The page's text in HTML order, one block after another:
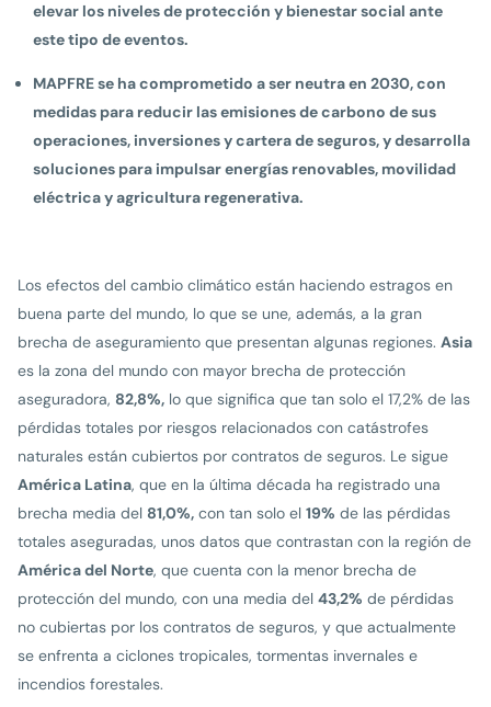
elevar los niveles de protección y bienestar social ante
este tipo de eventos.
MAPFRE se ha comprometido a ser neutra en 2030, con
medidas para reducir las emisiones de carbono de sus
operaciones, inversiones y cartera de seguros, y desarrolla
soluciones para impulsar energías renovables, movilidad
eléctrica y agricultura regenerativa.
Los efectos del cambio climático están haciendo estragos en
buena parte del mundo, lo que se une, además, a la gran
brecha de aseguramiento que presentan algunas regiones. Asia
es la zona del mundo con mayor brecha de protección
aseguradora, 82,8%, lo que significa que tan solo el 17,2% de las
pérdidas totales por riesgos relacionados con catástrofes
naturales están cubiertos por contratos de seguros. Le sigue
América Latina, que en la última década ha registrado una
brecha media del 81,0%, con tan solo el 19% de las pérdidas
totales aseguradas, unos datos que contrastan con la región de
América del Norte, que cuenta con la menor brecha de
protección del mundo, con una media del 43,2% de pérdidas
no cubiertas por los contratos de seguros, y que actualmente
se enfrenta a ciclones tropicales, tormentas invernales e
incendios forestales.